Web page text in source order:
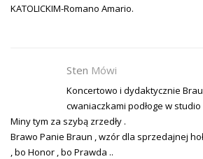
KATOLICKIM-Romano Amario.
Sten Mówi
Koncertowo i dydaktycznie
cwaniaczkami podłoge w studio
Miny tym za szybą zrzedły .
Brawo Panie Braun , wzór dla sprzedajnej
, bo Honor , bo Prawda ..